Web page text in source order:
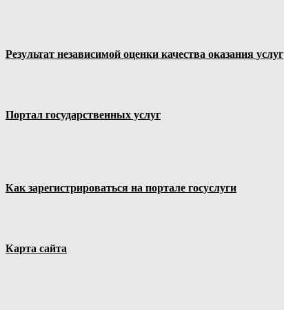
Результат независимой оценки качества оказания услуг
Портал государственных услуг
Как зарегистрироваться на портале госуслуги
Карта сайта